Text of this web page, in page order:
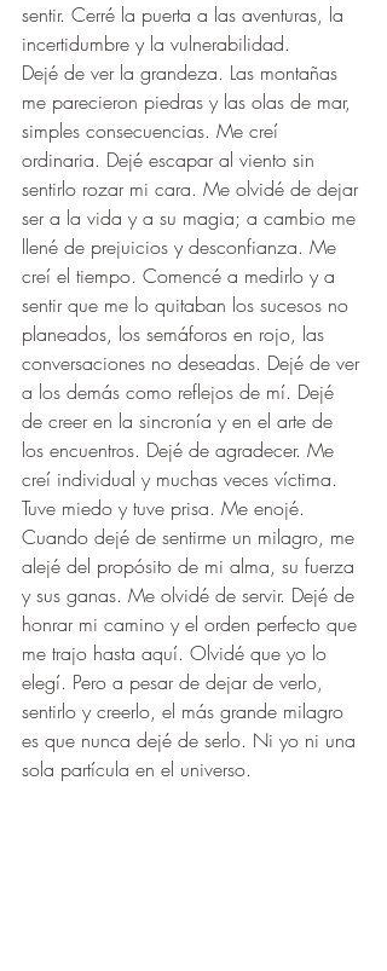
sentir. Cerré la puerta a las aventuras, la
incertidumbre y la vulnerabilidad.
Dejé de ver la grandeza. Las montañas
me parecieron piedras y las olas de mar,
simples consecuencias. Me creí
ordinaria. Dejé escapar al viento sin
sentirlo rozar mi cara. Me olvidé de dejar
ser a la vida y a su magia; a cambio me
llené de prejuicios y desconfianza. Me
creí el tiempo. Comencé a medirlo y a
sentir que me lo quitaban los sucesos no
planeados, los semáforos en rojo, las
conversaciones no deseadas. Dejé de ver
a los demás como reflejos de mí. Dejé
de creer en la sincronía y en el arte de
los encuentros. Dejé de agradecer. Me
creí individual y muchas veces víctima.
Tuve miedo y tuve prisa. Me enojé.
Cuando dejé de sentirme un milagro, me
alejé del propósito de mi alma, su fuerza
y sus ganas. Me olvidé de servir. Dejé de
honrar mi camino y el orden perfecto que
me trajo hasta aquí. Olvidé que yo lo
elegí. Pero a pesar de dejar de verlo,
sentirlo y creerlo, el más grande milagro
es que nunca dejé de serlo. Ni yo ni una
sola partícula en el universo.